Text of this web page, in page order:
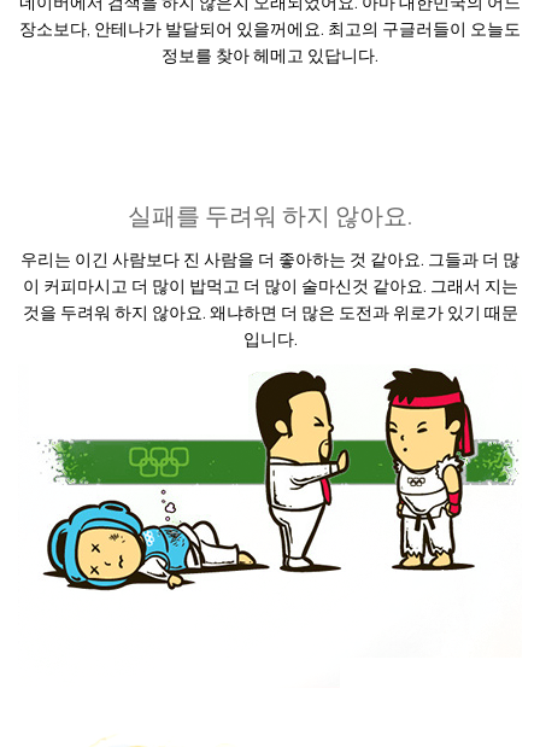
장소보다, 안테나가 발달되어 있을꺼에요. 최고의 구글러들이 오늘도
정보를 찾아 헤메고 있답니다.
실패를 두려워 하지 않아요.
우리는 이긴 사람보다 진 사람을 더 좋아하는 것 같아요. 그들과 더 많
이 커피마시고 더 많이 밥먹고 더 많이 술마신것 같아요. 그래서 지는
것을 두려워 하지 않아요. 왜냐하면 더 많은 도전과 위로가 있기 때문
입니다.